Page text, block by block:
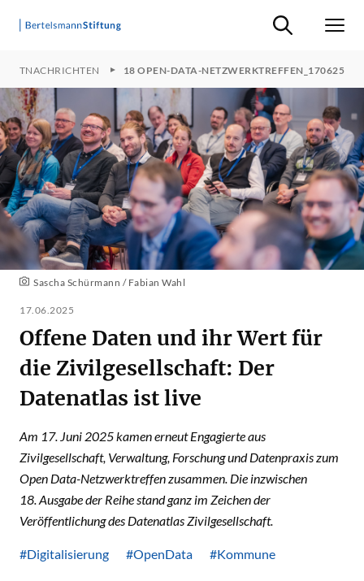
Suche ein-/
18 OPEN-DATA-NETZWERKTREFFEN_170625
Sascha Schürmann / Fabian Wahl
17.06.2025
Offene Daten und ihr Wert für
die Zivilgesellschaft: Der
Datenatlas ist live
Am 17. Juni 2025 kamen erneut Engagierte aus
Zivilgesellschaft, Verwaltung, Forschung und Datenpraxis zum
Open Data-Netzwerktreffen zusammen. Die inzwischen
18. Ausgabe der Reihe stand ganz im Zeichen der
Veröffentlichung des Datenatlas Zivilgesellschaft.
#Digitalisierung #OpenData #Kommune